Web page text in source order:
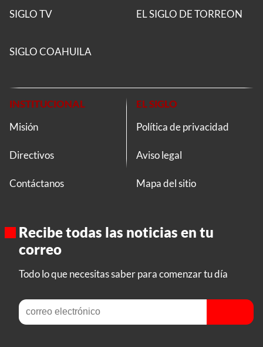
SIGLO TV EL SIGLO DE TORREON
SIGLO COAHUILA
INSTITUCIONAL
Misión
Directivos
Contáctanos
EL SIGLO
Política de privacidad
Aviso legal
Mapa del sitio
Recibe todas las noticias en tu
correo
Todo lo que necesitas saber para comenzar tu día